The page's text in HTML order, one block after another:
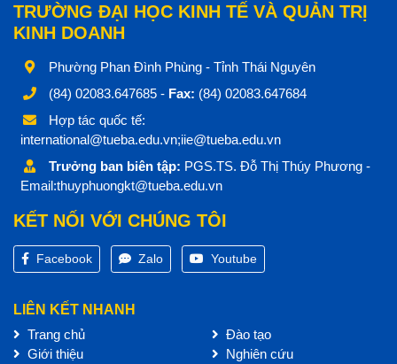
TRƯỜNG ĐẠI HỌC KINH TẾ VÀ QUẢN TRỊ
KINH DOANH
Phường Phan Đình Phùng - Tỉnh Thái Nguyên
(84) 02083.647685 - Fax: (84) 02083.647684
Hợp tác quốc tế:
international@tueba.edu.vn;iie@tueba.edu.vn
Trưởng ban biên tập: PGS.TS. Đỗ Thị Thúy Phương -
Email:thuyphuongkt@tueba.edu.vn
KẾT NỐI VỚI CHÚNG TÔI
Facebook Zalo Youtube
LIÊN KẾT NHANH
Trang chủ
Giới thiệu
Đào tạo
Nghiên cứu